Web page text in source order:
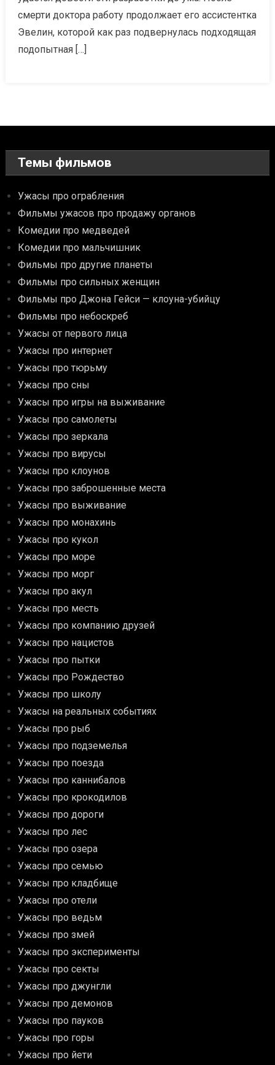
смерти доктора работу продолжает его ассистентка
Эвелин, которой как раз подвернулась подходящая
подопытная […]
Темы фильмов
Ужасы про ограбления
Фильмы ужасов про продажу органов
Комедии про медведей
Комедии про мальчишник
Фильмы про другие планеты
Фильмы про сильных женщин
Фильмы про Джона Гейси — клоуна-убийцу
Фильмы про небоскреб
Ужасы от первого лица
Ужасы про интернет
Ужасы про тюрьму
Ужасы про сны
Ужасы про игры на выживание
Ужасы про самолеты
Ужасы про зеркала
Ужасы про вирусы
Ужасы про клоунов
Ужасы про заброшенные места
Ужасы про выживание
Ужасы про монахинь
Ужасы про кукол
Ужасы про море
Ужасы про морг
Ужасы про акул
Ужасы про месть
Ужасы про компанию друзей
Ужасы про нацистов
Ужасы про пытки
Ужасы про Рождество
Ужасы про школу
Ужасы на реальных событиях
Ужасы про рыб
Ужасы про подземелья
Ужасы про поезда
Ужасы про каннибалов
Ужасы про крокодилов
Ужасы про дороги
Ужасы про лес
Ужасы про озера
Ужасы про семью
Ужасы про кладбище
Ужасы про отели
Ужасы про ведьм
Ужасы про змей
Ужасы про эксперименты
Ужасы про секты
Ужасы про джунгли
Ужасы про демонов
Ужасы про пауков
Ужасы про горы
Ужасы про йети